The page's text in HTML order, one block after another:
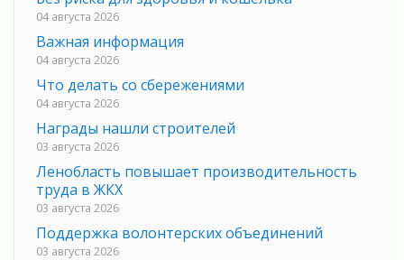
04 августа 2026
Важная информация
04 августа 2026
Что делать со сбережениями
04 августа 2026
Награды нашли строителей
03 августа 2026
Ленобласть повышает производительность
труда в ЖКХ
03 августа 2026
Поддержка волонтерских объединений
03 августа 2026